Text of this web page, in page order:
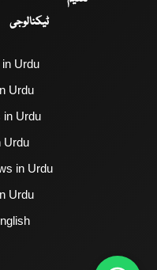
ٹیکنالوجی
Urdu
Urdu
in Urdu
Urdu
in Urdu
Urdu